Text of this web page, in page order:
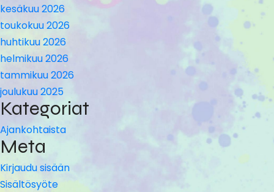
kesäkuu 2026
toukokuu 2026
huhtikuu 2026
helmikuu 2026
tammikuu 2026
joulukuu 2025
Kategoriat
Ajankohtaista
Meta
Kirjaudu sisään
Sisältösyöte